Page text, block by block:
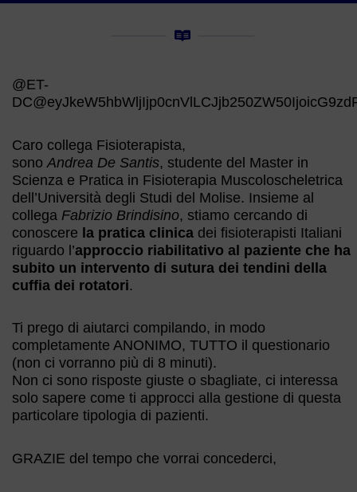
@ET-
Caro collega Fisioterapista,
sono Andrea De Santis, studente del Master in
Scienza e Pratica in Fisioterapia Muscoloscheletrica
dell’Università degli Studi del Molise. Insieme al
collega Fabrizio Brindisino, stiamo cercando di
conoscere la pratica clinica dei fisioterapisti Italiani
riguardo l’approccio riabilitativo al paziente che ha
subito un intervento di sutura dei tendini della
cuffia dei rotatori.
Ti prego di aiutarci compilando, in modo
completamente ANONIMO, TUTTO il questionario
(non ci vorranno più di 8 minuti).
Non ci sono risposte giuste o sbagliate, ci interessa
solo sapere come ti approcci alla gestione di questa
particolare tipologia di pazienti.
GRAZIE del tempo che vorrai concederci,